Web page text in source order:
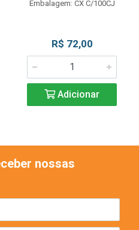
Embalagem: CX C/100CJ
R$ 72,00
Adicionar
nossas